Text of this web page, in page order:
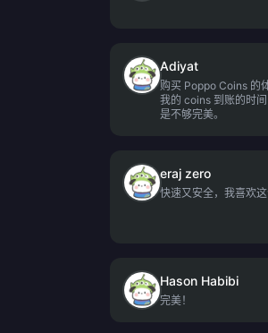
Adiyat
购买 Poppo Coins 的
我的 coins 到账的时
是不够完美。
eraj zero
快速又安全，我喜欢这
Hason Habibi
完美！